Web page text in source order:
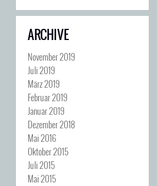
ARCHIVE
November 2019
Juli 2019
März 2019
Februar 2019
Januar 2019
Dezember 2018
Mai 2016
Oktober 2015
Juli 2015
Mai 2015